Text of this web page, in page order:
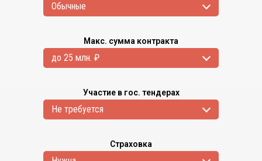
Обычные
Макс. сумма контракта
до 25 млн. ₽
Участие в гос. тендерах
Не требуется
Страховка